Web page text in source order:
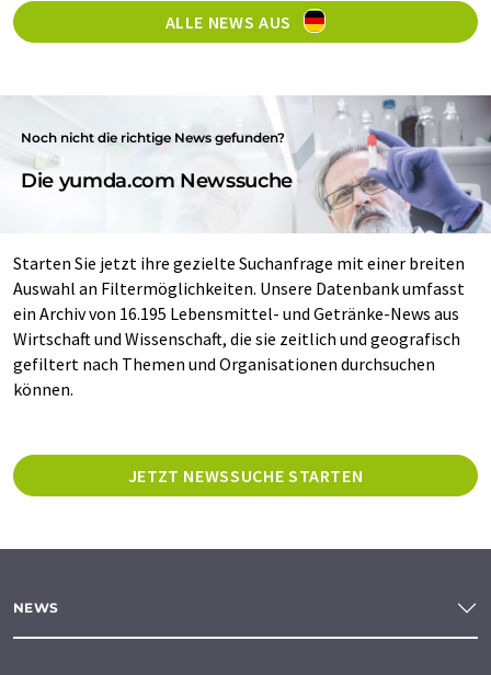
ALLE NEWS AUS
Noch nicht die richtige News gefunden?
Die yumda.com Newssuche
Starten Sie jetzt ihre gezielte Suchanfrage mit einer breiten
Auswahl an Filtermöglichkeiten. Unsere Datenbank umfasst
ein Archiv von 16.195 Lebensmittel- und Getränke-News aus
Wirtschaft und Wissenschaft, die sie zeitlich und geografisch
gefiltert nach Themen und Organisationen durchsuchen
können.
JETZT NEWSSUCHE STARTEN
NEWS